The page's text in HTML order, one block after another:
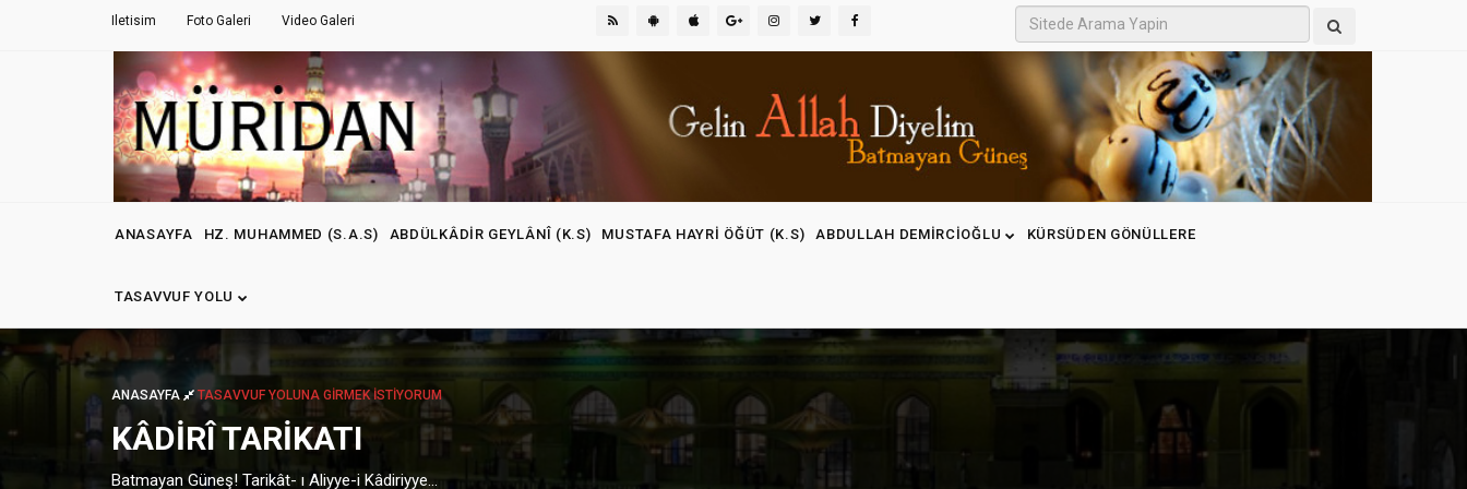
Iletisim Foto Galeri Video Galeri
ANASAYFA HZ. MUHAMMED (S.A.S) ABDÜLKÂDIR GEYLÂNÎ (K.S) MUSTAFA HAYRI ÖĞÜT (K.S) ABDULLAH DEMIRCIOĞLU KÜRSÜDEN GÖNÜLLERE
TASAVVUF YOLU
ANASAYFA TASAVVUF YOLUNA GIRMEK İSTIYORUM
KÂDIRÎ TARIKATI
Batmayan Güneş! Tarikât- ı Aliyye-i Kâdiriyye...